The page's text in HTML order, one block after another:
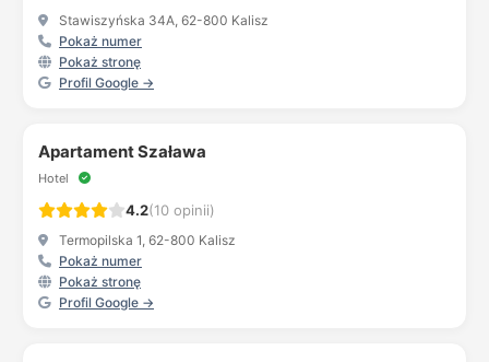
Stawiszyńska 34A, 62-800 Kalisz
Pokaż numer
Pokaż stronę
Profil Google →
Apartament Szaława
Hotel
4.2(10 opinii)
Termopilska 1, 62-800 Kalisz
Pokaż numer
Pokaż stronę
Profil Google →